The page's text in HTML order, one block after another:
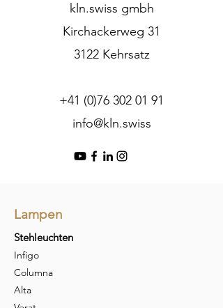
kln.swiss gmbh
Kirchackerweg 31
3122 Kehrsatz
+41 (0)76 302 01 91
info@kln.swiss
Lampen
Stehleuchten
Infigo
Columna
Alta